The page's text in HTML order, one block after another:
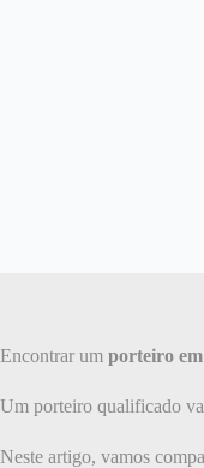
Encontrar um porteiro
Um porteiro qualificado
Neste artigo, vamos